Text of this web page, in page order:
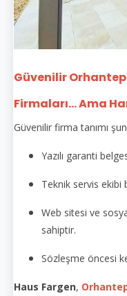
Güvenilir
Firmaları... Ama
Güvenilir firma tanımı
Yazılı garanti
Teknik servis ekibi
Web sitesi ve
sahiptir.
Sözleşme öncesi
Haus Fargen,